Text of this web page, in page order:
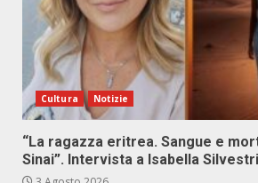
Cultura Notizie
“La ragazza eritrea. Sangue e
Sinai”. Intervista a Isabella